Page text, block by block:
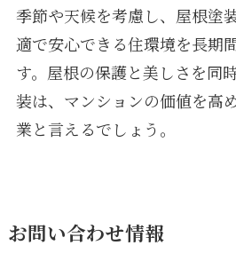
季節や天候を考慮し、屋根塗
適で安心できる住環境を長期
す。屋根の保護と美しさを同
装は、マンションの価値を高
業と言えるでしょう。
お問い合わせ情報